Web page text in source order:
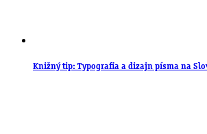
Knižný tip: Typografia a dizajn písma na